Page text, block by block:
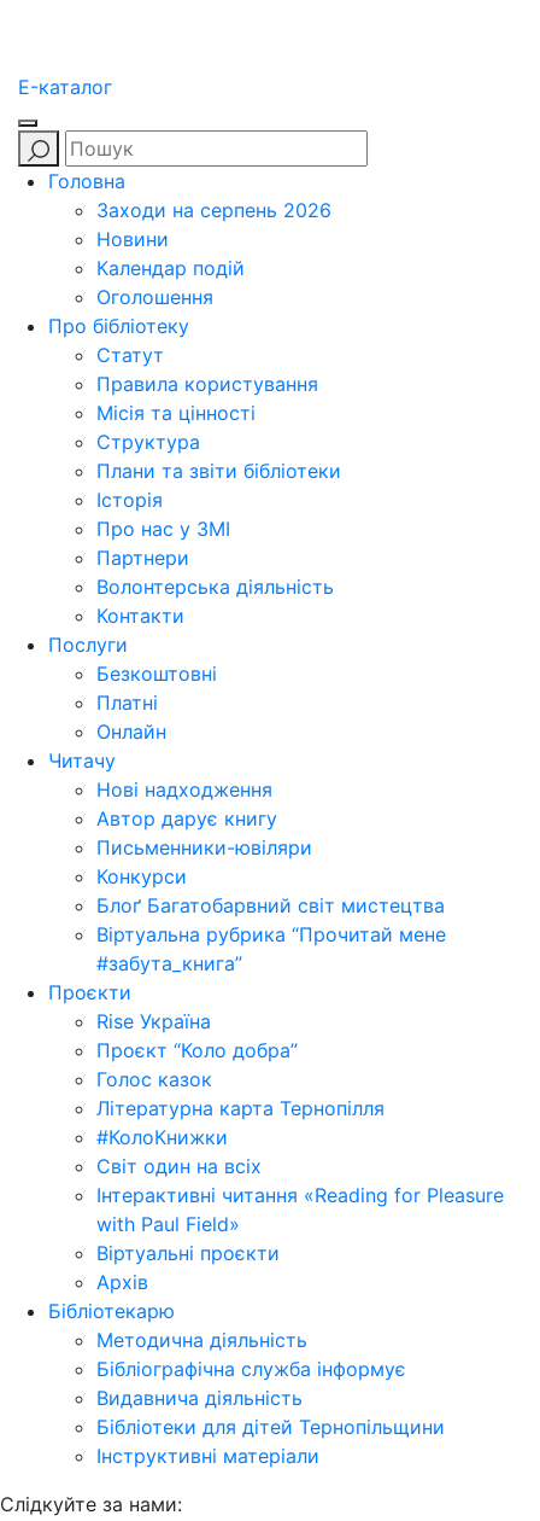
E-каталог
Головна
Заходи на серпень 2026
Новини
Календар подій
Оголошення
Про бібліотеку
Статут
Правила користування
Місія та цінності
Структура
Плани та звіти бібліотеки
Історія
Про нас у ЗМІ
Партнери
Волонтерська діяльність
Контакти
Послуги
Безкоштовні
Платні
Онлайн
Читачу
Нові надходження
Автор дарує книгу
Письменники-ювіляри
Конкурси
Блоґ Багатобарвний світ мистецтва
Віртуальна рубрика “Прочитай мене
#забута_книга”
Проєкти
Rise Україна
Проєкт “Коло добра”
Голос казок
Літературна карта Тернопілля
#КолоКнижки
Світ один на всіх
Інтерактивні читання «Reading for Pleasure
with Paul Field»
Віртуальні проєкти
Архів
Бібліотекарю
Методична діяльність
Бібліографічна служба інформує
Видавнича діяльність
Бібліотеки для дітей Тернопільщини
Інструктивні матеріали
Cлідкуйте за нами: